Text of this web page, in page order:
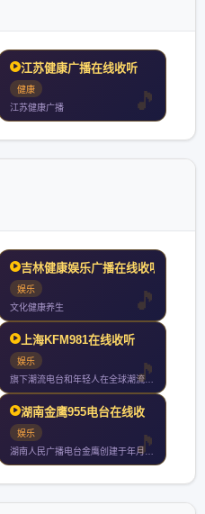
江苏健康广播在线收听
健康
江苏健康广播
吉林健康娱乐广播在线收听
娱乐
文化健康养生
上海KFM981在线收听
娱乐
旗下潮流电台和年轻人在全球潮流文化里冲浪玩乐微博微信
湖南金鹰955电台在线收
娱乐
湖南人民广播电台金鹰创建于年月日是全国第一家由电视台湖南经视